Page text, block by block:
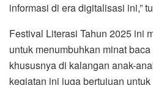
informasi di era digitalisasi ini,”
Festival Literasi Tahun 2025 ini
untuk menumbuhkan minat
khususnya di kalangan anak-
kegiatan ini juga bertujuan